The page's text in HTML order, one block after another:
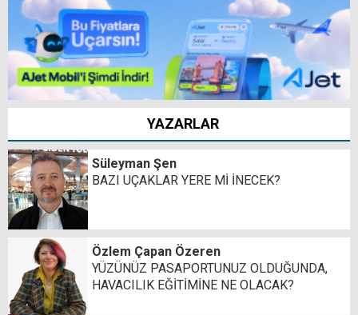
YAZARLAR
Süleyman Şen
BAZI UÇAKLAR YERE Mİ İNECEK?
Özlem Çapan Özeren
YÜZÜNÜZ PASAPORTUNUZ OLDUĞUNDA,
HAVACILIK EĞİTİMİNE NE OLACAK?